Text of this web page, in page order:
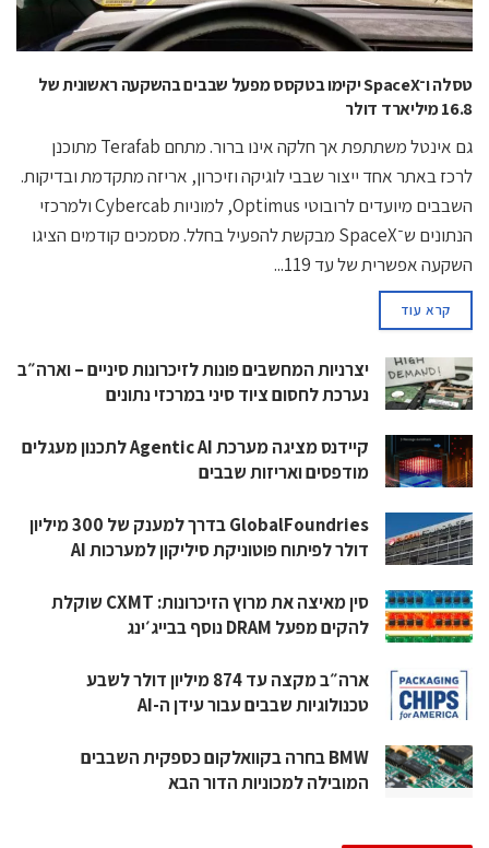
טסלה ו־SpaceX יקימו בטקסס מפעל שבבים בהשקעה ראשונית של
16.8 מיליארד דולר
גם אינטל משתתפת אך חלקה אינו ברור. מתחם Terafab מתוכנן
לרכז באתר אחד ייצור שבבי לוגיקה וזיכרון, אריזה מתקדמת ובדיקות.
השבבים מיועדים לרובוטי Optimus, למוניות Cybercab ולמרכזי
הנתונים ש־SpaceX מבקשת להפעיל בחלל. מסמכים קודמים הציגו
השקעה אפשרית של עד 119...
קרא עוד
יצרניות המחשבים פונות לזיכרונות סיניים – וארה״ב
נערכת לחסום ציוד סיני במרכזי נתונים
קיידנס מציגה מערכת Agentic AI לתכנון מעגלים
מודפסים ואריזות שבבים
GlobalFoundries בדרך למענק של 300 מיליון
דולר לפיתוח פוטוניקת סיליקון למערכות AI
סין מאיצה את מרוץ הזיכרונות: CXMT שוקלת
להקים מפעל DRAM נוסף בבייג׳ינג
ארה״ב מקצה עד 874 מיליון דולר לשבע
טכנולוגיות שבבים עבור עידן ה-AI
BMW בחרה בקוואלקום כספקית השבבים
המובילה למכוניות הדור הבא